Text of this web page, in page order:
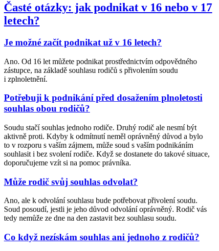
Časté otázky: jak podnikat v 16 nebo v 17
letech?
Je možné začít podnikat už v 16 letech?
Ano. Od 16 let můžete podnikat prostřednictvím odpovědného
zástupce, na základě souhlasu rodičů s přivolením soudu
i zplnoletnění.
Potřebuji k podnikání před dosažením plnoletosti
souhlas obou rodičů?
Soudu stačí souhlas jednoho rodiče. Druhý rodič ale nesmí být
aktivně proti. Kdyby k odmítnutí neměl oprávněný důvod a bylo
to v rozporu s vaším zájmem, může soud s vaším podnikáním
souhlasit i bez svolení rodiče. Když se dostanete do takové situace,
doporučujeme vzít si na pomoc právníka.
Může rodič svůj souhlas odvolat?
Ano, ale k odvolání souhlasu bude potřebovat přivolení soudu.
Soud posoudí, jestli je jeho důvod odvolání oprávněný. Rodič vás
tedy nemůže ze dne na den zastavit bez souhlasu soudu.
Co když nezískám souhlas ani jednoho z rodičů?